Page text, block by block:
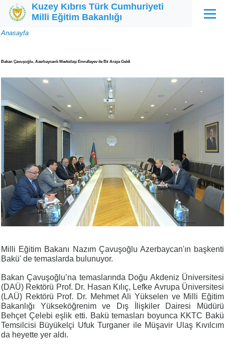
Ana içeriğe atla
Kuzey Kıbrıs Türk Cumhuriyeti
Milli Eğitim Bakanlığı
Menü
Sayfa
Anasayfa
Bakan Çavuşoğlu, Azerbaycanlı Mevkidaşı Emrullayev ile Bir Araya Geldi
Milli Eğitim Bakanı Nazım Çavuşoğlu Azerbaycan'ın başkenti
Bakü' de temaslarda bulunuyor.
Bakan Çavuşoğlu’na temaslarında Doğu Akdeniz Üniversitesi
(DAÜ) Rektörü Prof. Dr. Hasan Kılıç, Lefke Avrupa Üniversitesi
(LAÜ) Rektörü Prof. Dr. Mehmet Ali Yükselen ve Milli Eğitim
Bakanlığı Yükseköğrenim ve Dış İlişkiler Dairesi Müdürü
Behçet Çelebi eşlik etti. Bakü temasları boyunca KKTC Bakü
Temsilcisi Büyükelçi Ufuk Turganer ile Müşavir Ulaş Kıvılcım
da heyette yer aldı.